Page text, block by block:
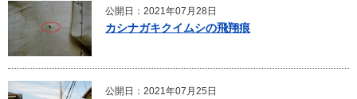
公開日：2021年07月28日
カシナガキクイムシの飛翔痕
公開日：2021年07月25日